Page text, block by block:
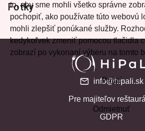
Fotky
to, aby sme mohli všetko správne
pochopiť, ako používate túto webovú
mohli zlepšiť ponúkané služby.
kedykoľvek zmeniť pomocou tlačidla
zobrazí po vykonaní výberu na tomto
Prijať
Odmietnuť
info@hipali.sk
Pre majiteľov
GDPR